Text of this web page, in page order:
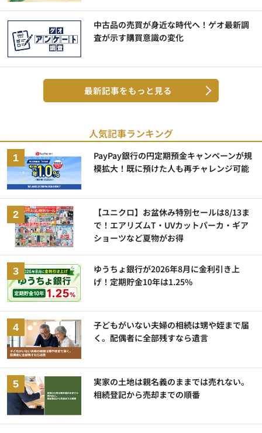
中古品の売買が身近な時代へ！ゲオ最新調
査が示す購買意識の変化
最新記事をもっと見る
人気記事ランキング
PayPay銀行の円定期預金キャンペーンが規
模拡大！既に預けた人も再チャレンジ可能
【ユニクロ】お盆休み特別セールは8/13ま
で！エアリズムT・UVカットパーカ・ギア
ショーツなど夏物がお得
ゆうちょ銀行が2026年8月に金利引き上
げ！定期貯金10年は1.25%
子どもがいない夫婦の相続は甥や姪まで届
く。配偶者に全部残すなら遺言
実家の土地は親名義のままでは売れない。
相続登記から売却までの順番